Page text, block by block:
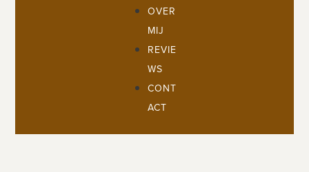
OVER
MIJ
REVIE
WS
CONT
ACT